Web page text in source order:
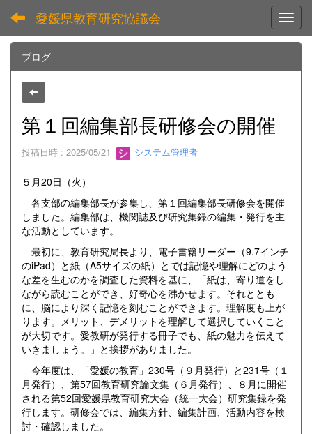
愛媛県教育研究協議会
ブログ
第１回編集部長研修会の開催
投稿日時 : 2025/05/21 システム管理者
５月20日（火）
各支部の編集部長が参集し、第１回編集部長研修会を開催
しました。編集部は、機関誌及び研究集録の編集・発行を主
な活動としています。
最初に、教育研究局長より、電子書籍リーダー（9.7インチ
のiPad）と紙（A5サイズの紙）とでは記憶や理解にどのよう
な差を生むのかを調査した資料を基に、「紙は、寄り道をし
ながら読むことができ、好奇心を沸かせます。それととも
に、脳により深く記憶を刻むことができます。理解度も上が
ります。メリット、デメリットを理解して選択していくこと
が大切です。愛教研が発行する冊子でも、紙の魅力を伝えて
いきましょう。」と挨拶がありました。
今年度は、「愛媛の教育」230号（９月発行）と231号（１
月発行）、第57回教育研究論文集（６月発行）、８月に開催
される第52回愛媛県教育研究大会（統一大会）研究集録を発
行します。研修会では、編集方針、編集計画、活動内容を検
討・確認しました。